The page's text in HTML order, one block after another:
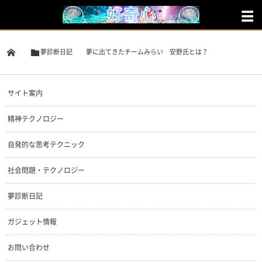
夢診断日記 夢に出てきたチームみらい 安野氏とは？
サイト案内
精神テクノロジー
自発的な思考テクニック
社会問題・テクノロジー
夢診断日記
ガジェット情報
お問い合わせ